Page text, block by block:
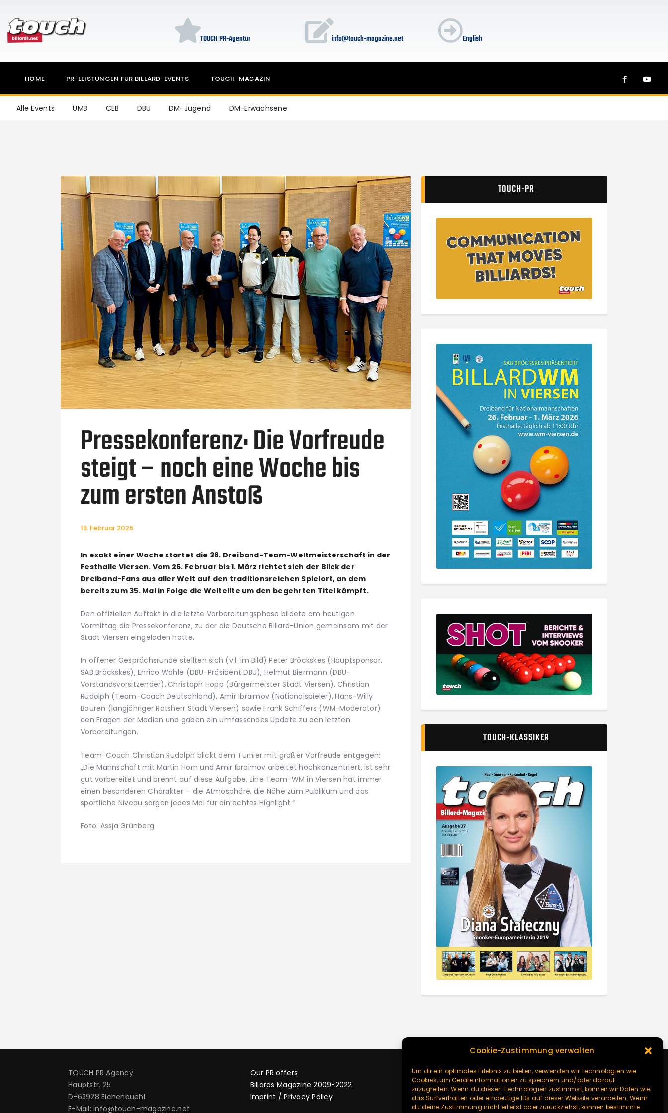
Cookie-Zustimmung verwalten
Um dir ein optimales Erlebnis zu bieten, verwenden wir Technologien wie
Cookies, um Geräteinformationen zu speichern und/oder darauf
zuzugreifen. Wenn du diesen Technologien zustimmst, können wir Daten wie
das Surfverhalten oder eindeutige IDs auf dieser Website verarbeiten. Wenn
du deine Zustimmung nicht erteilst oder zurückziehst, können bestimmte
TOUCH PR-Agentur info@touch-magazine.net English
HOME PR-LEISTUNGEN FÜR BILLARD-EVENTS TOUCH-MAGAZIN
Alle Events UMB CEB DBU DM-Jugend DM-Erwachsene
PR-Leistungen für Billard-Events
Touch-Magazin
Pressekonferenz: Die Vorfreude
steigt – noch eine Woche bis
zum ersten Anstoß
19. Februar 2026
In exakt einer Woche startet die 38. Dreiband-Team-Weltmeisterschaft in der
Festhalle Viersen. Vom 26. Februar bis 1. März richtet sich der Blick der
Dreiband-Fans aus aller Welt auf den traditionsreichen Spielort, an dem
bereits zum 35. Mal in Folge die Weltelite um den begehrten Titel kämpft.
Den offiziellen Auftakt in die letzte Vorbereitungsphase bildete am heutigen
Vormittag die Pressekonferenz, zu der die Deutsche Billard-Union gemeinsam mit der
Stadt Viersen eingeladen hatte.
In offener Gesprächsrunde stellten sich (v.l. im Bild) Peter Bröckskes (Hauptsponsor,
SAB Bröckskes), Enrico Wahle (DBU-Präsident DBU), Helmut Biermann (DBU-
Vorstandsvorsitzender), Christoph Hopp (Bürgermeister Stadt Viersen), Christian
Rudolph (Team-Coach Deutschland), Amir Ibraimov (Nationalspieler), Hans-Willy
Bouren (langjähriger Ratsherr Stadt Viersen) sowie Frank Schiffers (WM-Moderator)
den Fragen der Medien und gaben ein umfassendes Update zu den letzten
Vorbereitungen.
Team-Coach Christian Rudolph blickt dem Turnier mit großer Vorfreude entgegen:
„Die Mannschaft mit Martin Horn und Amir Ibraimov arbeitet hochkonzentriert, ist sehr
gut vorbereitet und brennt auf diese Aufgabe. Eine Team-WM in Viersen hat immer
einen besonderen Charakter – die Atmosphäre, die Nähe zum Publikum und das
sportliche Niveau sorgen jedes Mal für ein echtes Highlight.“
Foto: Assja Grünberg
TOUCH-PR
TOUCH-KLASSIKER
TOUCH PR Agency
Hauptstr. 25
D-63928 Eichenbuehl
E-Mail: info@touch-magazine.net
Our PR offers
Billards Magazine 2009-2022
Imprint / Privacy Policy